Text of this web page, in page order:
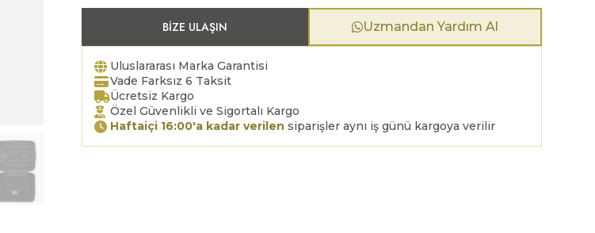
BIZE ULAŞIN Uzmandan Yardım Al
Uluslararası Marka Garantisi
Vade Farksız 6 Taksit
Ücretsiz Kargo
Özel Güvenlikli ve Sigortalı Kargo
Haftaiçi 16:00'a kadar verilen siparişler aynı iş günü kargoya verilir